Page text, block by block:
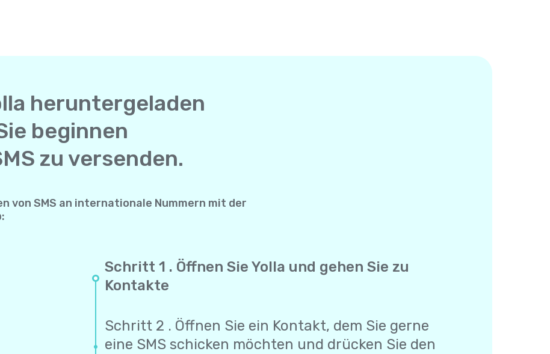
heruntergeladen
beginnen
zu versenden.
von SMS an internationale Nummern mit der
Schritt 1 . Öffnen Sie Yolla und gehen Sie zu
Kontakte
Schritt 2 . Öffnen Sie ein Kontakt, dem Sie gerne
eine SMS schicken möchten und drücken Sie den